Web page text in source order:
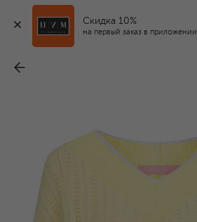
Скидка 10%
на первый заказ в приложении